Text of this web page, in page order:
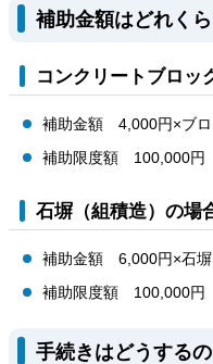
補助金額はどれく
コンクリートブロッ
補助金額 4,000円×ブロ
補助限度額 100,000円
石塀（組積造）の場
補助金額 6,000円×石塀
補助限度額 100,000円
手続きはどうするの